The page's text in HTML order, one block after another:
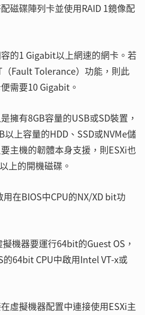
磁碟陣列卡並使用RAID 1鏡像配
的1 Gigabit以上網速的網卡。若
Fault Tolerance）功能，則此
需要10 Gigabit。
擁有8GB容量的USB或SD裝置，
以上容量的HDD、SSD或NVMe儲
主機的韌體本身支援，則ESXi也
上的開機磁碟。
在BIOS中CPU的NX/XD bit功
機器要運行64bit的Guest OS，
的64bit CPU中啟用Intel VT-x或
虛擬機器配置中連接使用ESXi主